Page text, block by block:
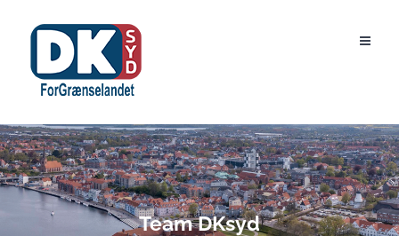
Team DKsyd